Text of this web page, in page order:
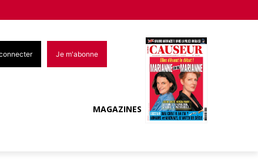
Je m'abonne
MAGAZINES